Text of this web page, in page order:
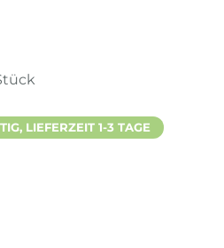
LIEFERZEIT 1-3 TAGE